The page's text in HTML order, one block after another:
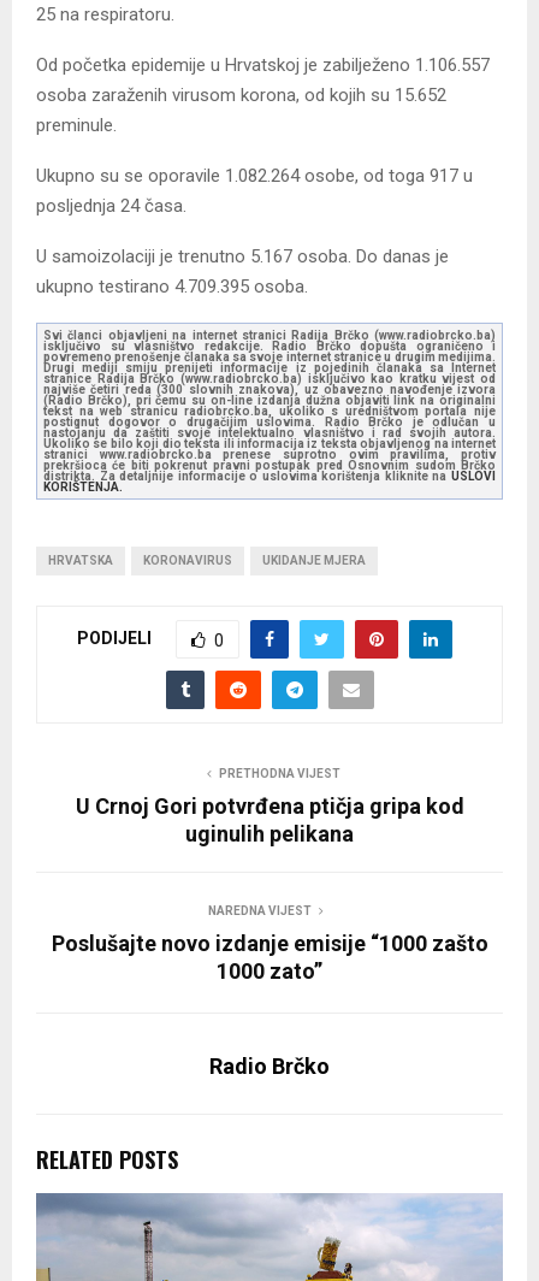
25 na respiratoru.
Od početka epidemije u Hrvatskoj je zabilježeno 1.106.557
osoba zaraženih virusom korona, od kojih su 15.652
preminule.
Ukupno su se oporavile 1.082.264 osobe, od toga 917 u
posljednja 24 časa.
U samoizolaciji je trenutno 5.167 osoba. Do danas je
ukupno testirano 4.709.395 osoba.
Svi članci objavljeni na internet stranici Radija Brčko (www.radiobrcko.ba)
isključivo su vlasništvo redakcije. Radio Brčko dopušta ograničeno i
povremeno prenošenje članaka sa svoje internet stranice u drugim medijima.
Drugi mediji smiju prenijeti informacije iz pojedinih članaka sa Internet
stranice Radija Brčko (www.radiobrcko.ba) isključivo kao kratku vijest od
najviše četiri reda (300 slovnih znakova), uz obavezno navođenje izvora
(Radio Brčko), pri čemu su on-line izdanja dužna objaviti link na originalni
tekst na web stranicu radiobrcko.ba, ukoliko s uredništvom portala nije
postignut dogovor o drugačijim uslovima. Radio Brčko je odlučan u
nastojanju da zaštiti svoje intelektualno vlasništvo i rad svojih autora.
Ukoliko se bilo koji dio teksta ili informacija iz teksta objavljenog na internet
stranici www.radiobrcko.ba prenese suprotno ovim pravilima, protiv
prekršioca će biti pokrenut pravni postupak pred Osnovnim sudom Brčko
distrikta. Za detaljnije informacije o uslovima korištenja kliknite na USLOVI
KORIŠTENJA.
HRVATSKA KORONAVIRUS UKIDANJE MJERA
PODIJELI 0
PRETHODNA VIJEST
U Crnoj Gori potvrđena ptičja gripa kod
uginulih pelikana
NAREDNA VIJEST
Poslušajte novo izdanje emisije “1000 zašto
1000 zato”
Radio Brčko
RELATED POSTS